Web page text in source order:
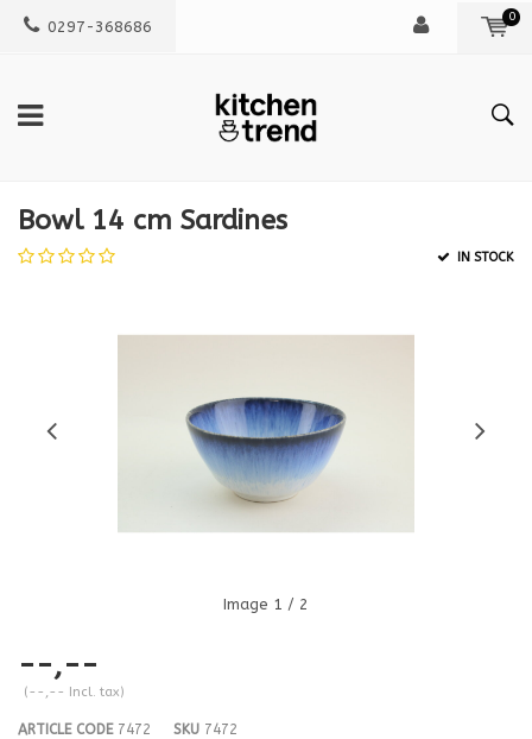
0297-368686
0
Bowl 14 cm Sardines
IN STOCK
Image 1 / 2
--,--
(--,-- Incl. tax)
ARTICLE CODE7472 SKU 7472